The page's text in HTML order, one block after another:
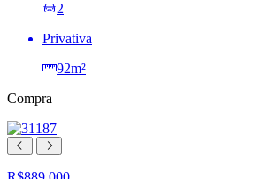
2
Privativa
92m²
Compra